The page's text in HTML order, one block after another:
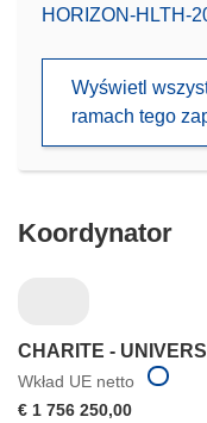
(odnośnik
nowym
HORIZON-HLTH-
Wyświetl
ramach tego
Koordynator
CHARITE -
Wkład UE netto
€ 1 756 250,00